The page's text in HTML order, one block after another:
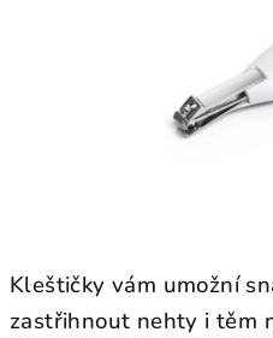
Kleštičky vám umožní
zastřihnout nehty i těm